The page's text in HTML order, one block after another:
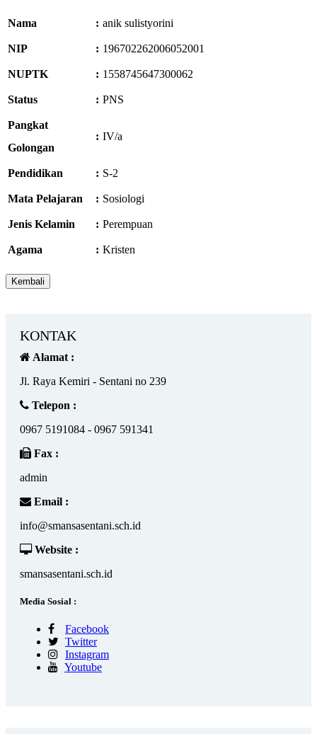
Nama : anik sulistyorini
NIP : 196702262006052001
NUPTK : 1558745647300062
Status : PNS
Pangkat
Golongan
: IV/a
Pendidikan : S-2
Mata Pelajaran : Sosiologi
Jenis Kelamin : Perempuan
Agama : Kristen
KONTAK
Alamat :
Jl. Raya Kemiri - Sentani no 239
Telepon :
0967 5191084 - 0967 591341
Fax :
admin
Email :
info@smansasentani.sch.id
Website :
smansasentani.sch.id
Media Sosial :
Facebook
Twitter
Instagram
Youtube